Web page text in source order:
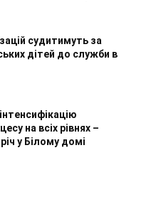
судитимуть за
дітей до служби в
на всіх рівнях –
у Білому домі